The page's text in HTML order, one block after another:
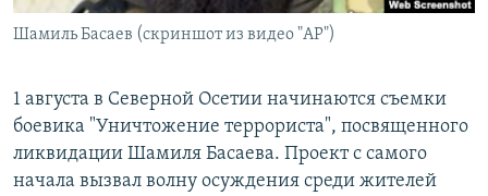
Все сайты РСЕ/РС
Шамиль Басаев (скриншот из видео "AP")
1 августа в Северной Осетии начинаются съемки
боевика "Уничтожение террориста", посвященного
ликвидации Шамиля Басаева. Проект с самого
начала вызвал волну осуждения среди жителей